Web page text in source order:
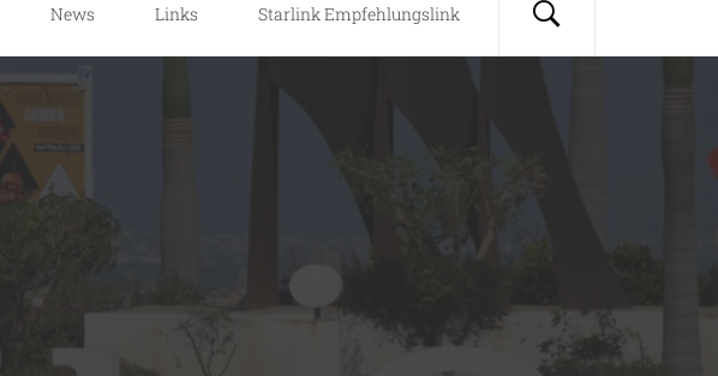
News Links Starlink Empfehlungslink